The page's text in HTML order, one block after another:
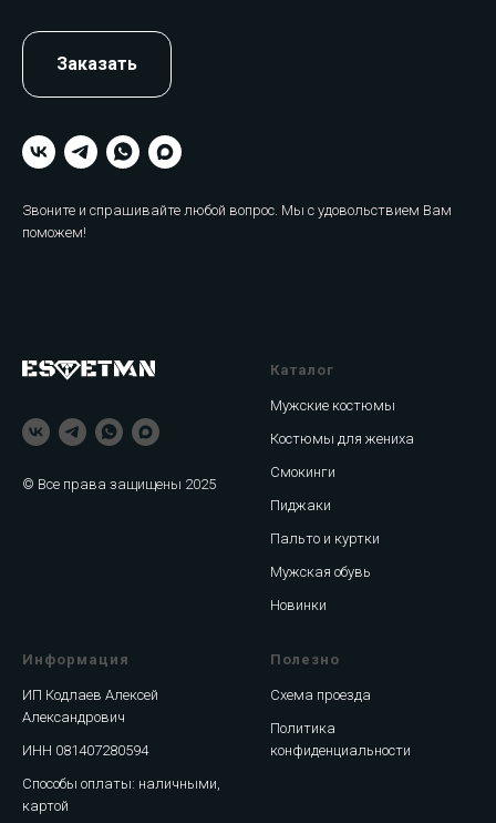
Заказать
Звоните и спрашивайте любой вопрос. Мы с удовольствием Вам
поможем!
© Все права защищены 2025
Каталог
Мужские костюмы
Костюмы для жениха
Смокинги
Пиджаки
Пальто и куртки
Мужская обувь
Новинки
Информация
ИП Кодлаев Алексей
Александрович
ИНН 081407280594
Способы оплаты: наличными,
картой
Полезно
Схема проезда
Политика
конфиденциальности